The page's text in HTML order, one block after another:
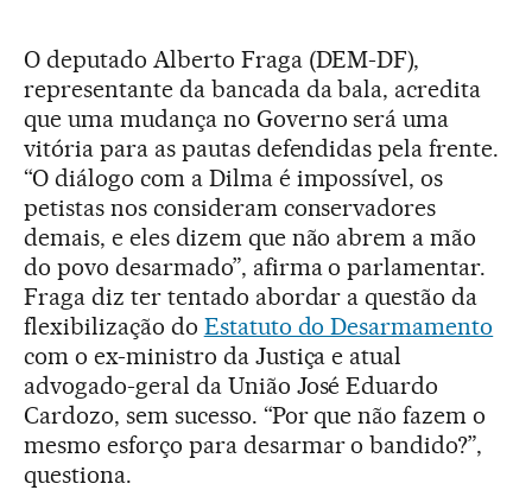
O deputado Alberto Fraga (DEM-DF),
representante da bancada da bala, acredita
que uma mudança no Governo será uma
vitória para as pautas defendidas pela frente.
“O diálogo com a Dilma é impossível, os
petistas nos consideram conservadores
demais, e eles dizem que não abrem a mão
do povo desarmado”, afirma o parlamentar.
Fraga diz ter tentado abordar a questão da
flexibilização do Estatuto do Desarmamento
com o ex-ministro da Justiça e atual
advogado-geral da União José Eduardo
Cardozo, sem sucesso. “Por que não fazem o
mesmo esforço para desarmar o bandido?”,
questiona.